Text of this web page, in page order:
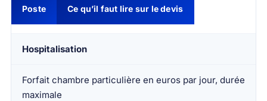
Poste Ce qu’il faut lire sur le devis
Hospitalisation
Forfait chambre particulière en euros par jour, durée
maximale